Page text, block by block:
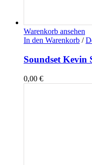
Warenkorb ansehen
In den Warenkorb /
Soundset Kevin
0,00 €